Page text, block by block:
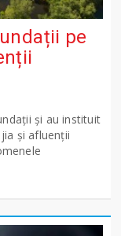
pe
și au instituit
și afluenții